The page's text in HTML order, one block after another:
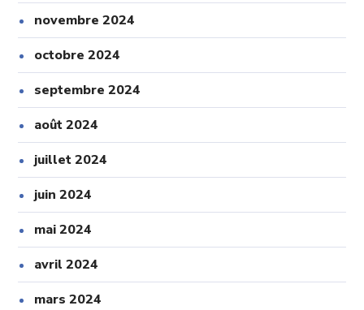
novembre 2024
octobre 2024
septembre 2024
août 2024
juillet 2024
juin 2024
mai 2024
avril 2024
mars 2024